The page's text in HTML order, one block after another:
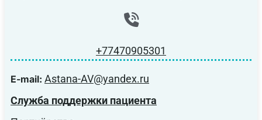
+77470905301
E-mail: Astana-AV@yandex.ru
Служба поддержки пациента